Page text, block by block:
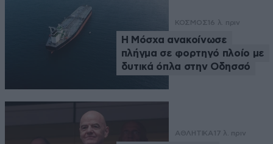
ΚΟΣΜΟΣ 16 λ. πριν
Η Μόσχα ανακοίνωσε
πλήγμα σε φορτηγό πλοίο με
δυτικά όπλα στην Οδησσό
ΑΘΛΗΤΙΚΑ 17 λ. πριν